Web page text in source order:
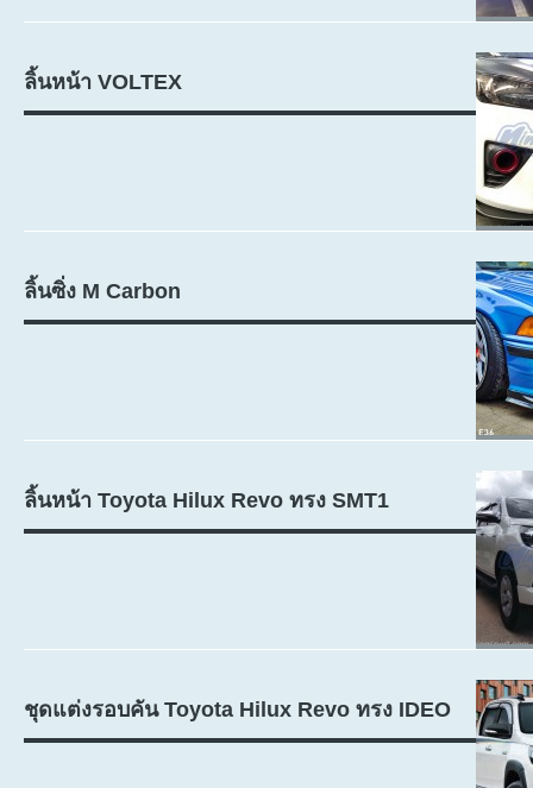
ลิ้นหน้า VOLTEX
ลิ้นซิ่ง M Carbon
ลิ้นหน้า Toyota Hilux Revo ทรง SMT1
ชุดแต่งรอบคัน Toyota Hilux Revo ทรง IDEO